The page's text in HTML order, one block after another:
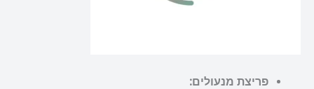
פריצת מנעולים: